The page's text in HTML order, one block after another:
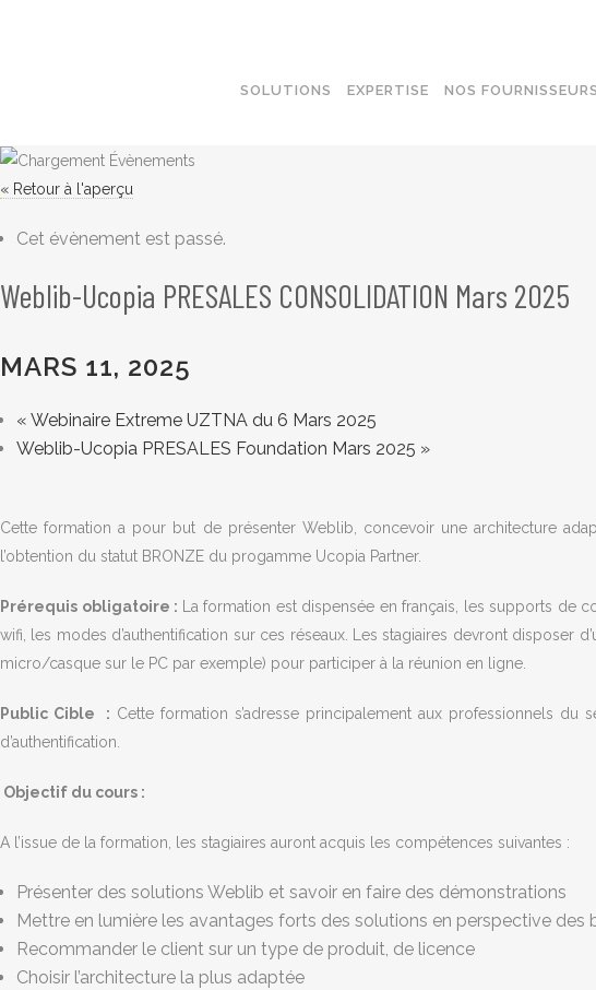
SOLUTIONS
SAUVEGARDE
EXPERTISE NOS FOURNISSEURS
« Retour à l'aperçu
Cet évènement est passé.
Weblib-Ucopia PRESALES CONSOLIDATION Mars 2025
MARS 11, 2025
« Webinaire Extreme UZTNA du 6 Mars 2025
Weblib-Ucopia PRESALES Foundation Mars 2025 »
Cette formation a pour but de présenter Weblib, concevoir une architecture
l’obtention du statut BRONZE du progamme Ucopia Partner.
Prérequis obligatoire : La formation est dispensée en français, les supports de
wifi, les modes d’authentification sur ces réseaux. Les stagiaires devront disposer
micro/casque sur le PC par exemple) pour participer à la réunion en ligne.
Public Cible : Cette formation s’adresse principalement aux professionnels
d’authentification.
Objectif du cours :
A l’issue de la formation, les stagiaires auront acquis les compétences suivantes :
Présenter des solutions Weblib et savoir en faire des démonstrations
Mettre en lumière les avantages forts des solutions en perspective des
Recommander le client sur un type de produit, de licence
Choisir l’architecture la plus adaptée